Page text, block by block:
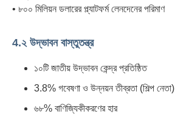
• ৮০০ মিলিয়ন ডলারের প্ল্যাটফর্ম লেনদেনের পরিমাণ
4.২ উদ্ভাবন বাস্তুতন্ত্র
১০টি জাতীয় উদ্ভাবন কেন্দ্র প্রতিষ্ঠিত
3.8% গবেষণা ও উন্নয়ন তীব্রতা (শিল্প নেতা)
৬৮% বাণিজ্যিকীকরণের হার